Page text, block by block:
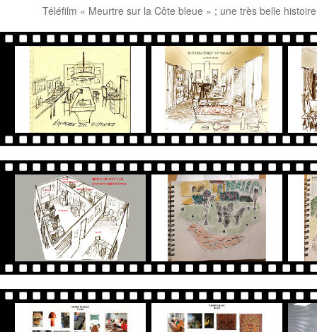
Téléfilm « Meurtre sur la Côte bleue » ; une très belle